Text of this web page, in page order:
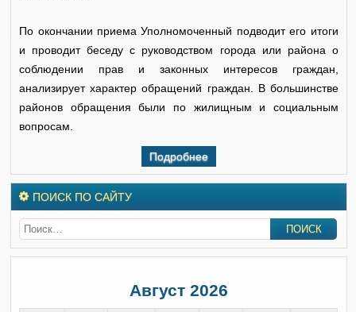
По окончании приема Уполномоченный подводит его итоги
и проводит беседу с руководством города или района о
соблюдении прав и законных интересов граждан,
анализирует характер обращений граждан. В большинстве
районов обращения были по жилищным и социальным
вопросам.
Подробнее
ПОИСК ПО САЙТУ
Август 2026